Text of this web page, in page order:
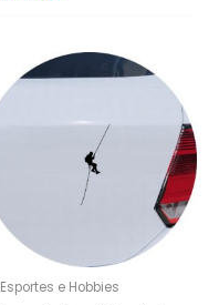
Esportes e Hobbies